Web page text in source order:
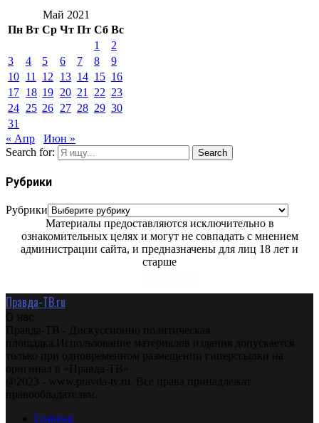
Май 2021
Пн Вт Ср Чт Пт Сб Вс
1
2
3
4 5 6 7 8
9
10 11 12 13 14 15 16
17 18 19 20 21 22 23
24 25 26 27 28 29 30
31
« Апр
Июн »
Search for:
Search
Рубрики
Рубрики
Материалы предоставляются исключительно в
ознакомительных целях и могут не совпадать с мнением
администрации сайта, и предназначены для лиц 18 лет и
старше
Правда-ТВ.ru
О нас
Правда-ТВ - Дискуссионно политическая
площадка.Использование материалов издания допускается
только при одновременном размещении гиперссылки на
оригинал в «Правда-ТВ»
@2023 - www.pravda-tv.ru. Все права принадлежат
правообладателям.
Главная